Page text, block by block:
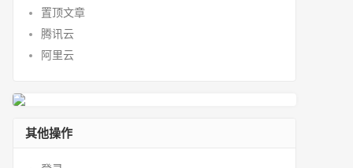
置顶文章
腾讯云
阿里云
其他操作